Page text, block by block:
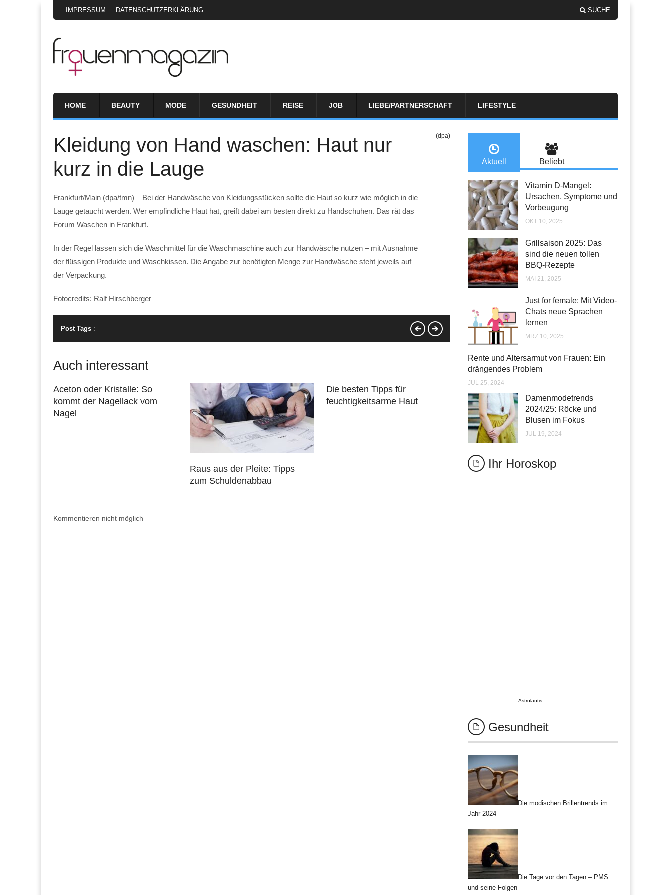
IMPRESSUM DATENSCHUTZERKLÄRUNG SUCHE
HOME BEAUTY MODE GESUNDHEIT REISE JOB LIEBE/PARTNERSCHAFT LIFESTYLE
Kleidung von Hand waschen: Haut nur
kurz in die Lauge
(dpa)
Frankfurt/Main (dpa/tmn) – Bei der Handwäsche von Kleidungsstücken sollte die Haut so kurz wie möglich in die
Lauge getaucht werden. Wer empfindliche Haut hat, greift dabei am besten direkt zu Handschuhen. Das rät das
Forum Waschen in Frankfurt.
In der Regel lassen sich die Waschmittel für die Waschmaschine auch zur Handwäsche nutzen – mit Ausnahme
der flüssigen Produkte und Waschkissen. Die Angabe zur benötigten Menge zur Handwäsche steht jeweils auf
der Verpackung.
Fotocredits: Ralf Hirschberger
Post Tags :
Auch interessant
Aceton oder Kristalle: So
kommt der Nagellack vom
Nagel
Raus aus der Pleite: Tipps
zum Schuldenabbau
Die besten Tipps für
feuchtigkeitsarme Haut
Kommentieren nicht möglich
Aktuell Beliebt
Vitamin D-Mangel:
Ursachen, Symptome und
Vorbeugung
OKT 10, 2025
Grillsaison 2025: Das
sind die neuen tollen
BBQ-Rezepte
MAI 21, 2025
Just for female: Mit Video-
Chats neue Sprachen
lernen
MRZ 10, 2025
Rente und Altersarmut von Frauen: Ein
drängendes Problem
JUL 25, 2024
Damenmodetrends
2024/25: Röcke und
Blusen im Fokus
JUL 19, 2024
Ihr Horoskop
Astrolantis
Gesundheit
Die modischen Brillentrends im
Jahr 2024
Die Tage vor den Tagen – PMS
und seine Folgen